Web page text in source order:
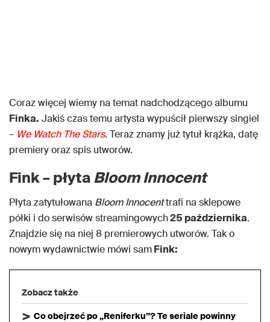
Coraz więcej wiemy na temat nadchodzącego albumu
Finka. Jakiś czas temu artysta wypuścił pierwszy singiel
– We Watch The Stars.Teraz znamy już tytuł krążka, datę
premiery oraz spis utworów.
Fink – płytaBloom Innocent
Płyta zatytułowana Bloom Innocenttrafi na sklepowe
półki i do serwisów streamingowych25 października.
Znajdzie się na niej 8 premierowych utworów. Tak o
nowym wydawnictwie mówi samFink:
Zobacz także
Co obejrzeć po „Reniferku”? Te seriale powinny